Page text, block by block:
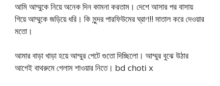
আমি আম্মুকে নিয়ে অনেক দিন কামনা করতাম। দেশে আসার পর বাসায়
গিয়ে আম্মুকে জড়িয়ে ধরি। কি সুন্দর পারফিউমের ঘ্রাণ!! মাতাল করে দেওয়ার
মতো।
আমার বাড়া খাড়া হয়ে আম্মুর পেটে গুতো দিচ্ছিলো। আম্মুর বুঝে উঠার
আগেই বাথরুমে গেলাম শাওয়ার নিতে। bd choti x